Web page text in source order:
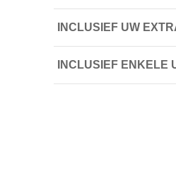
INCLUSIEF UW
INCLUSIEF ENKELE